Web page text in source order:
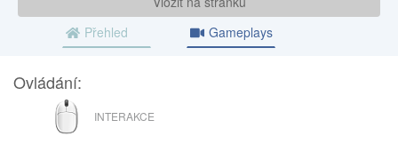
Přehled
Gameplays
Ovládání:
MYŠ
INTERAKCE